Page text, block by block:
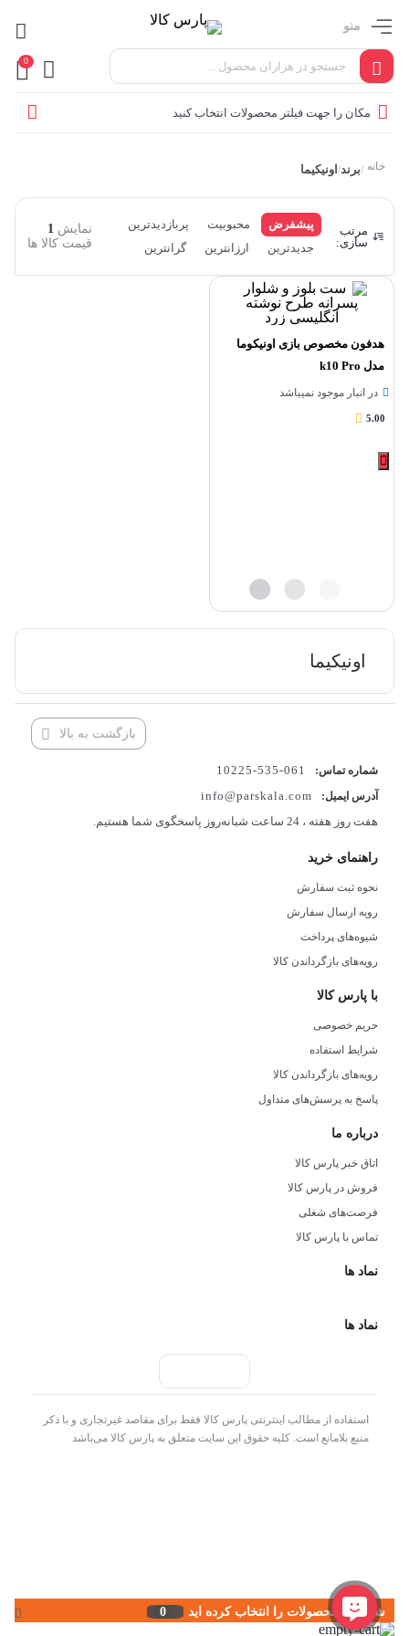
منو
0
مکان را جهت فیلتر محصولات انتخاب کنید
خانه /برند/اونیکیما
مرتب
سازی:
پیشفرض محبوبیت
پربازدیدترین
جدیدترین
ارزانترین گرانترین
نمایش 1
قیمت کالا ها
هدفون مخصوص بازی اونیکوما
مدل k10 Pro
در انبار موجود نمیباشد
5.00
اونیکیما
بازگشت به بالا
شماره تماس: 061-535-10225
آدرس ایمیل:
info@parskala.com
هفت روز هفته ، 24 ساعت شبانه‌روز پاسخگوی شما هستیم.
راهنمای خرید
نحوه ثبت سفارش
رویه ارسال سفارش
شیوه‌های پرداخت
رویه‌های بازگرداندن کالا
با پارس کالا
حریم خصوصی
شرایط استفاده
رویه‌های بازگرداندن کالا
پاسخ به پرسش‌های متداول
درباره ما
اتاق خبر پارس کالا
فروش در پارس کالا
فرصت‌های شغلی
تماس با پارس کالا
نماد ها
نماد ها
استفاده از مطالب اینترنتی پارس کالا فقط برای مقاصد غیرتجاری و با ذکر
منبع بلامانع است. کلیه حقوق این سایت متعلق به پارس کالا می‌باشد
شما این محصولات را انتخاب کرده اید 0